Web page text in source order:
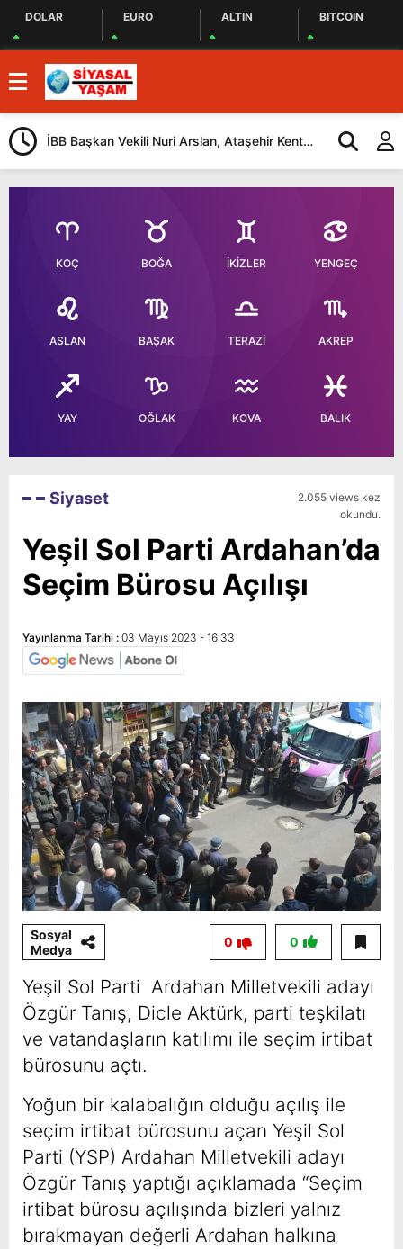
DOLAR EURO ALTIN BITCOIN
İBB Başkan Vekili Nuri Arslan, Ataşehir Kent
Lokantasını Ziyaret Etti
Tuzla’da
Düzenlendi
KOÇ BOĞA İKİZLER YENGEÇ
ASLAN BAŞAK TERAZİ AKREP
YAY OĞLAK KOVA BALIK
Siyaset
2.055 views kez
okundu.
Yeşil Sol Parti Ardahan’da
Seçim Bürosu Açılışı
Yayınlanma Tarihi : 03 Mayıs 2023 - 16:33
Sosyal
Medya
0
0
Yeşil Sol Parti Ardahan Milletvekili adayı
Özgür Tanış, Dicle Aktürk, parti teşkilatı
ve vatandaşların katılımı ile seçim irtibat
bürosunu açtı.
Yoğun bir kalabalığın olduğu açılış ile
seçim irtibat bürosunu açan Yeşil Sol
Parti (YSP) Ardahan Milletvekili adayı
Özgür Tanış yaptığı açıklamada “Seçim
irtibat bürosu açılışında bizleri yalnız
bırakmayan değerli Ardahan halkına